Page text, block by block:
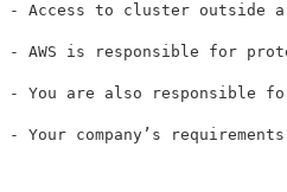
- Access to cluster outside
- AWS is responsible for
- You are also responsible